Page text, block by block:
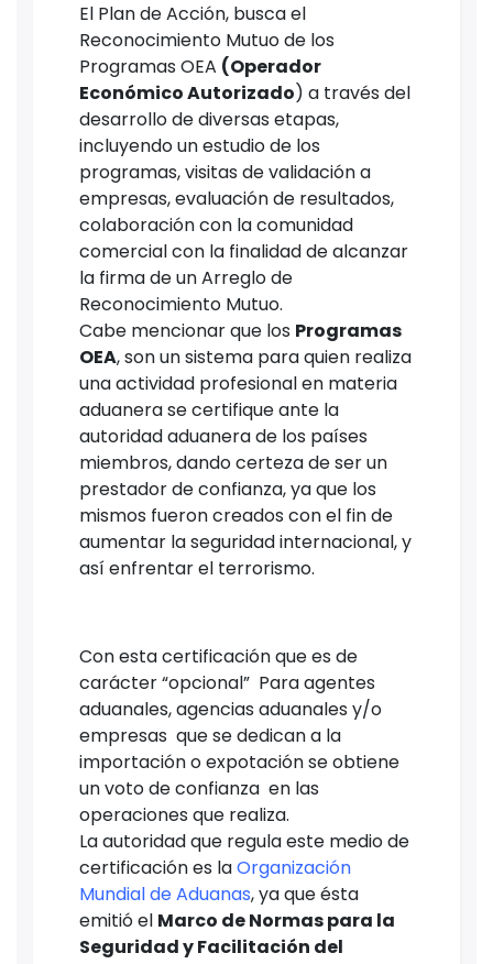
El Plan de Acción, busca el
Reconocimiento Mutuo de los
Programas OEA (Operador
Económico Autorizado) a través del
desarrollo de diversas etapas,
incluyendo un estudio de los
programas, visitas de validación a
empresas, evaluación de resultados,
colaboración con la comunidad
comercial con la finalidad de alcanzar
la firma de un Arreglo de
Reconocimiento Mutuo.
Cabe mencionar que los Programas
OEA, son un sistema para quien realiza
una actividad profesional en materia
aduanera se certifique ante la
autoridad aduanera de los países
miembros, dando certeza de ser un
prestador de confianza, ya que los
mismos fueron creados con el fin de
aumentar la seguridad internacional, y
así enfrentar el terrorismo.
Con esta certificación que es de
carácter “opcional” Para agentes
aduanales, agencias aduanales y/o
empresas que se dedican a la
importación o expotación se obtiene
un voto de confianza en las
operaciones que realiza.
La autoridad que regula este medio de
certificación es laOrganización
Mundial de Aduanas, ya que ésta
emitió el Marco de Normas para la
Seguridad y Facilitación del